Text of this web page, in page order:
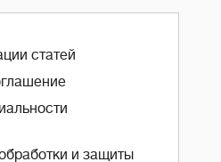
статей
и защиты